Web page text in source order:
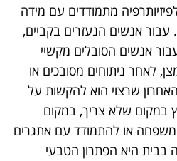
מתמודדים עם מידה
אנשים הנעזרים בקביים,
אנשים הסובלים מקשיי
לאחר ניתוחים מסובכים או
שרצוי הוא להקשות על
במקום שלא צריך, במקום
משפחה או להתמודד עם אתגרים
בבית היא הפתרון הטבעי